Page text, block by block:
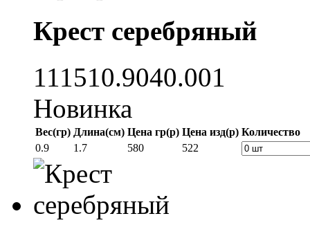
Крест серебряный
111510.9040.001
Новинка
Вес(гр) Длина(см) Цена гр(р) Цена изд(р) Количество
0.9
1.7 580 522